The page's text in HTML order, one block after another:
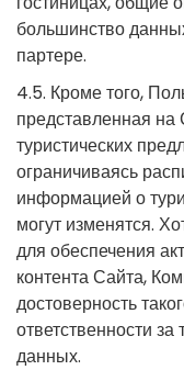
большинство
партере.
4.5. Кроме того,
представленная
туристических
ограничиваясь
информацией о
могут изменятся.
для обеспечения
контента Сайта,
достоверность
ответственности за
данных.